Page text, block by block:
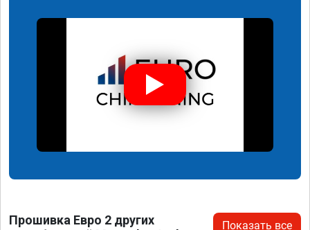
Прошивка Евро 2 других
Показать все